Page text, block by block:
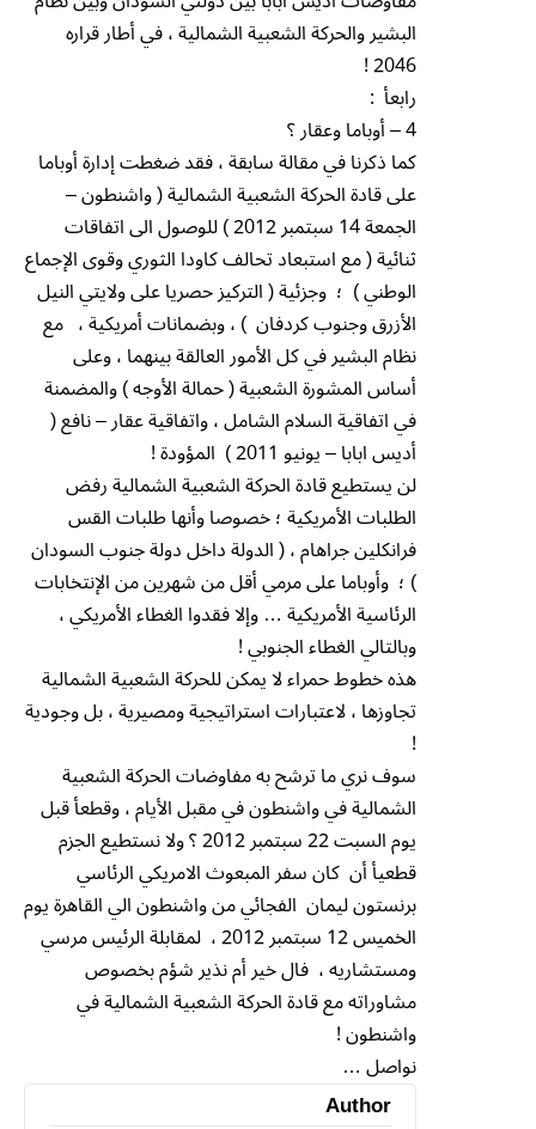
البشير والحركة الشعبية الشمالية ، في أطار قراره
2046 !
رابعأ :
4 – أوباما وعقار ؟
كما ذكرنا في مقالة سابقة ، فقد ضغطت إدارة أوباما
على قادة الحركة الشعبية الشمالية ( واشنطون –
الجمعة 14 سبتمبر 2012 ) للوصول الى اتفاقات
ثنائية ( مع استبعاد تحالف كاودا الثوري وقوى الإجماع
الوطني ) ؛ وجزئية ( التركيز حصريا على ولايتي النيل
الأزرق وجنوب كردفان ) ، وبضمانات أمريكية ، مع
نظام البشير في كل الأمور العالقة بينهما ، وعلى
أساس المشورة الشعبية ( حمالة الأوجه ) والمضمنة
في اتفاقية السلام الشامل ، واتفاقية عقار – نافع (
أديس ابابا – يونيو 2011 ) المؤودة !
لن يستطيع قادة الحركة الشعبية الشمالية رفض
الطلبات الأمريكية ؛ خصوصا وأنها طلبات القس
فرانكلين جراهام ، ( الدولة داخل دولة جنوب السودان
) ؛ وأوباما على مرمي أقل من شهرين من الإنتخابات
الرئاسية الأمريكية … وإلا فقدوا الغطاء الأمريكي ،
وبالتالي الغطاء الجنوبي !
هذه خطوط حمراء لا يمكن للحركة الشعبية الشمالية
تجاوزها ، لاعتبارات استراتيجية ومصيرية ، بل وجودية
!
سوف نري ما ترشح به مفاوضات الحركة الشعبية
الشمالية في واشنطون في مقبل الأيام ، وقطعأ قبل
يوم السبت 22 سبتمبر 2012 ؟ ولا نستطيع الجزم
قطعيأ أن كان سفر المبعوث الامريكي الرئاسي
برنستون ليمان الفجائي من واشنطون الي القاهرة يوم
الخميس 12 سبتمبر 2012 ، لمقابلة الرئيس مرسي
ومستشاريه ، فال خير أم نذير شؤم بخصوص
مشاوراته مع قادة الحركة الشعبية الشمالية في
واشنطون !
نواصل …
Author